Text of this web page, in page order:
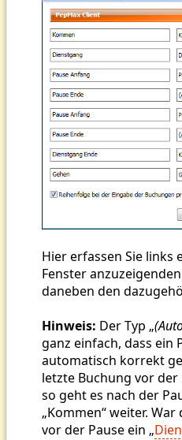
Hier erfassen Sie links
Fenster
daneben den
Hinweis: Der Typ „
ganz einfach, dass ein
automatisch korrekt
letzte Buchung vor der
so geht es nach der
„Kommen“ weiter.
vor der Pause ein „